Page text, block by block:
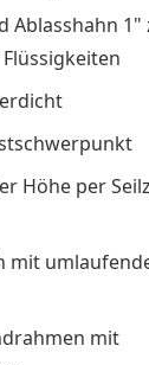
Ablasshahn 1"
Höhe per
mit
mit